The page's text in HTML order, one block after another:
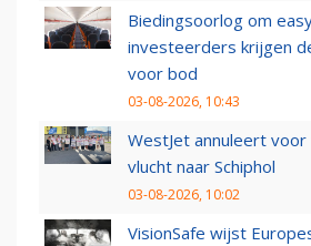
Biedingsoorlog om
investeerders krijgen
voor bod
03-08-2026, 10:43
WestJet annuleert
vlucht naar Schiphol
03-08-2026, 10:02
VisionSafe wijst